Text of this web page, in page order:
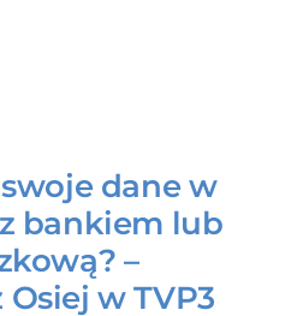
dane w
bankiem lub
–
Osiej w TVP3